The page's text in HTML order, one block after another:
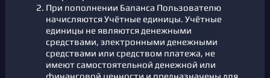
При пополнении Баланса Пользователю
начисляются Учётные единицы. Учётные
единицы не являются денежными
средствами, электронными денежными
средствами или средством платежа, не
имеют самостоятельной денежной или